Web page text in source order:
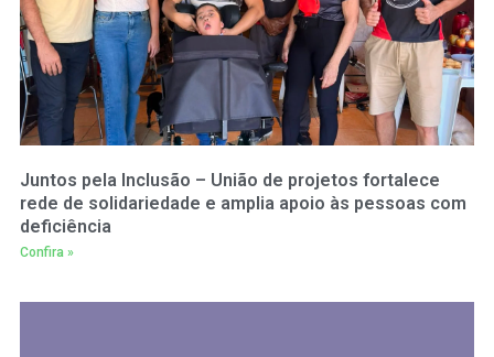
Juntos pela Inclusão – União de projetos fortalece
rede de solidariedade e amplia apoio às pessoas com
deficiência
Confira »